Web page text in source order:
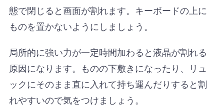
態で閉じると画面が割れます。キーボードの上に
ものを置かないようにしましょう。
局所的に強い力が一定時間加わると液晶が割れる
原因になります。ものの下敷きになったり、リュ
ックにそのまま直に入れて持ち運んだりすると割
れやすいので気をつけましょう。